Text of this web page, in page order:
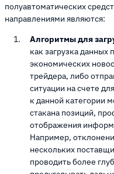
полуавтоматических
направлениями являются:
Алгоритмы для
как загрузка
экономических
трейдера, либо
ситуации на счете
к данной категории
стакана позиций,
отображения
Например,
нескольких
проводить более